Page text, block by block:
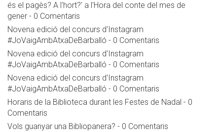
és el pagès? A l'hort?' a l'Hora del conte del mes de
gener - 0 Comentaris
Novena edició del concurs d'Instagram
#JoVaigAmbAtxaDeBarballó - 0 Comentaris
Novena edició del concurs d'Instagram
#JoVaigAmbAtxaDeBarballó - 0 Comentaris
Novena edició del concurs d'Instagram
#JoVaigAmbAtxaDeBarballó - 0 Comentaris
Horaris de la Biblioteca durant les Festes de Nadal - 0
Comentaris
Vols guanyar una Bibliopanera? - 0 Comentaris